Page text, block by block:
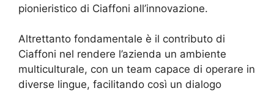
pionieristico di Ciaffoni all’innovazione.
Altrettanto fondamentale è il contributo di
Ciaffoni nel rendere l’azienda un ambiente
multiculturale, con un team capace di operare in
diverse lingue, facilitando così un dialogo